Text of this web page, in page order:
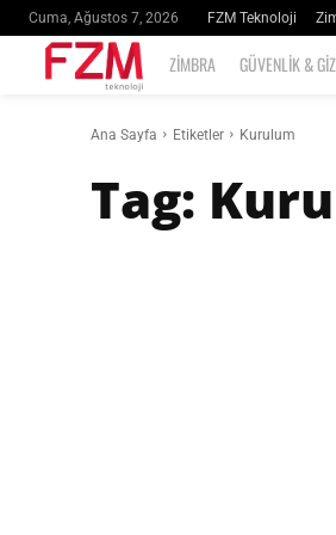
Cuma, Ağustos 7, 2026 FZM Teknoloji
ZIMBRA GÜVENLIK &
Ana Sayfa Etiketler Kurulum
Tag: